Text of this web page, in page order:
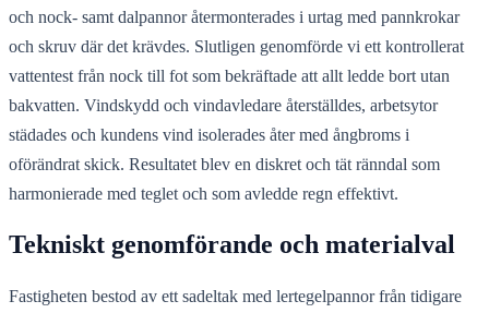
och nock- samt dalpannor återmonterades i urtag med pannkrokar
och skruv där det krävdes. Slutligen genomförde vi ett kontrollerat
vattentest från nock till fot som bekräftade att allt ledde bort utan
bakvatten. Vindskydd och vindavledare återställdes, arbetsytor
städades och kundens vind isolerades åter med ångbroms i
oförändrat skick. Resultatet blev en diskret och tät ränndal som
harmonierade med teglet och som avledde regn effektivt.
Tekniskt genomförande och materialval
Fastigheten bestod av ett sadeltak med lertegelpannor från tidigare